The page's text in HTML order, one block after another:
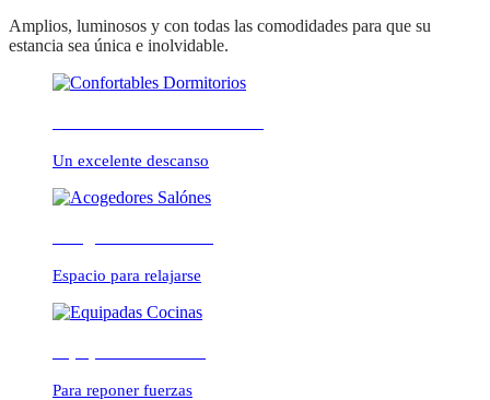
ambientes cálidos y
relajados
Amplios, luminosos y con todas las comodidades para que su
estancia sea única e inolvidable.
Un excelente descanso
Espacio para relajarse
Para reponer fuerzas